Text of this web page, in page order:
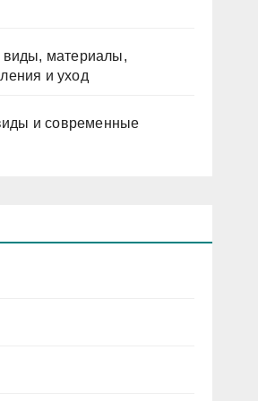
материалы,
и уход
и современные